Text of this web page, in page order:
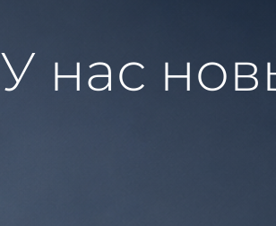
У нас